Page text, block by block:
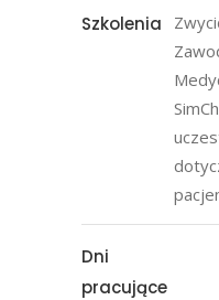
Szkolenia
Dni
pracujące